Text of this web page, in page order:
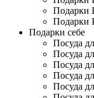
Подарки
Подарки
Подарки себе
Посуда
Посуда
Посуда
Посуда
Посуда